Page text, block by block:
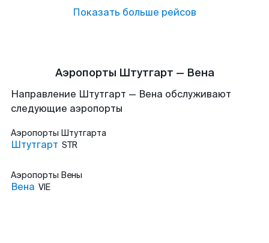
Показать больше рейсов
Аэропорты Штутгарт — Вена
Направление Штутгарт — Вена обслуживают
следующие аэропорты
Аэропорты Штутгарта
Штутгарт STR
Аэропорты Вены
Вена VIE